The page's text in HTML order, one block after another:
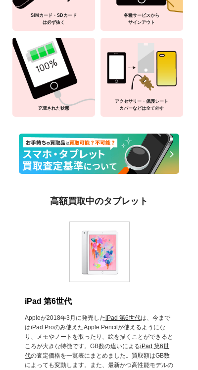
SIMカード・SDカード
は必ず抜く
各種サービスから
サインアウト
充電された状態
アクセサリー・保護シート
カバーなどは全て外す
高額買取中のタブレット
iPad 第6世代
Appleが2018年3月に発売したiPad 第6世代は、今まで
はiPad Proのみ使えたApple Pencilが使えるようにな
り、メモやノートを取ったり、絵を描くことができると
ころが大きな特徴です。GB数の違いによるiPad 第6世
代の査定価格を一覧表にまとめました。買取額はGB数
によっても変動します。また、最新かつ高性能モデルの